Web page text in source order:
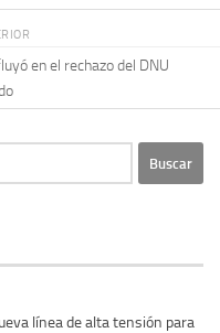
en el rechazo del DNU
línea de alta tensión para